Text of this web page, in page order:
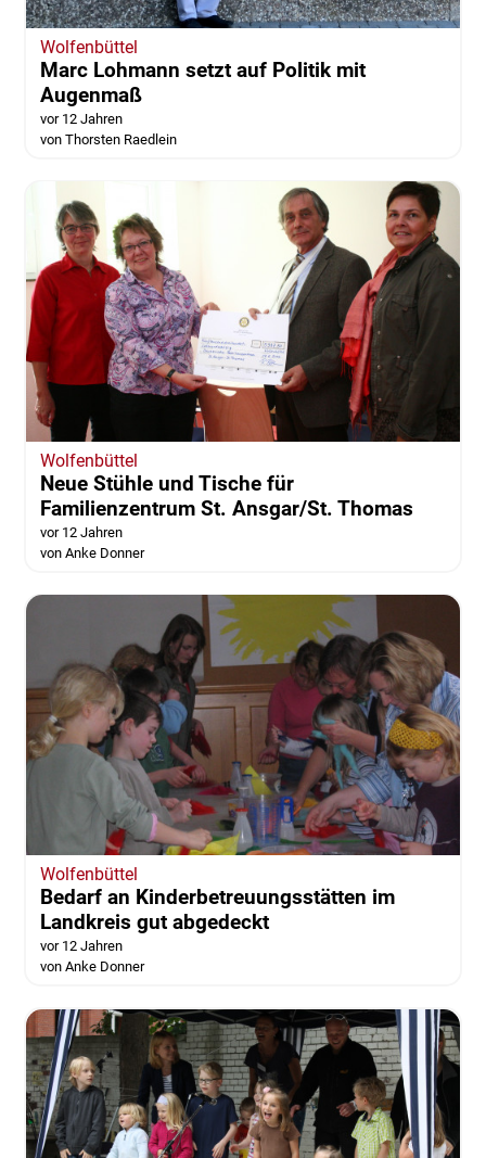
Wolfenbüttel
Marc Lohmann setzt auf Politik mit
Augenmaß
vor 12 Jahren
von Thorsten Raedlein
Wolfenbüttel
Neue Stühle und Tische für
Familienzentrum St. Ansgar/St. Thomas
vor 12 Jahren
von Anke Donner
Wolfenbüttel
Bedarf an Kinderbetreuungsstätten im
Landkreis gut abgedeckt
vor 12 Jahren
von Anke Donner